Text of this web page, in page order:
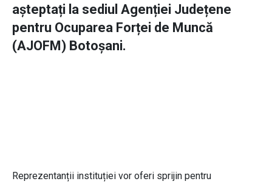
așteptați la sediul Agenției Județene
pentru Ocuparea Forței de Muncă
(AJOFM) Botoșani.
Reprezentanții instituției vor oferi sprijin pentru